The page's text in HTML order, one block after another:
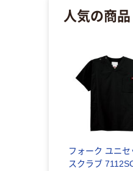
人気の商品
フォーク ユニセ
スクラブ